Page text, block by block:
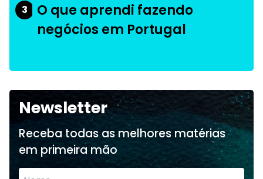
3
O que aprendi fazendo
negócios em Portugal
Newsletter
Receba todas as melhores matérias
em primeira mão